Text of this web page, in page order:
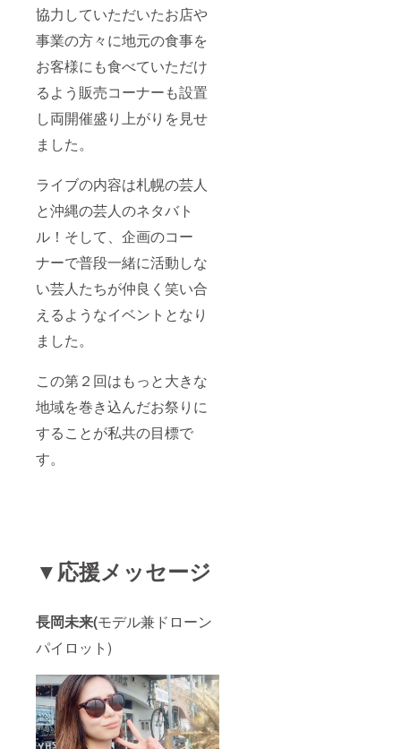
協力していただいたお店や
事業の方々に地元の食事を
お客様にも食べていただけ
るよう販売コーナーも設置
し両開催盛り上がりを見せ
ました。
ライブの内容は札幌の芸人
と沖縄の芸人のネタバト
ル！そして、企画のコー
ナーで普段一緒に活動しな
い芸人たちが仲良く笑い合
えるようなイベントとなり
ました。
この第２回はもっと大きな
地域を巻き込んだお祭りに
することが私共の目標で
す。
▼応援メッセージ
長岡未来(モデル兼ドローン
パイロット)